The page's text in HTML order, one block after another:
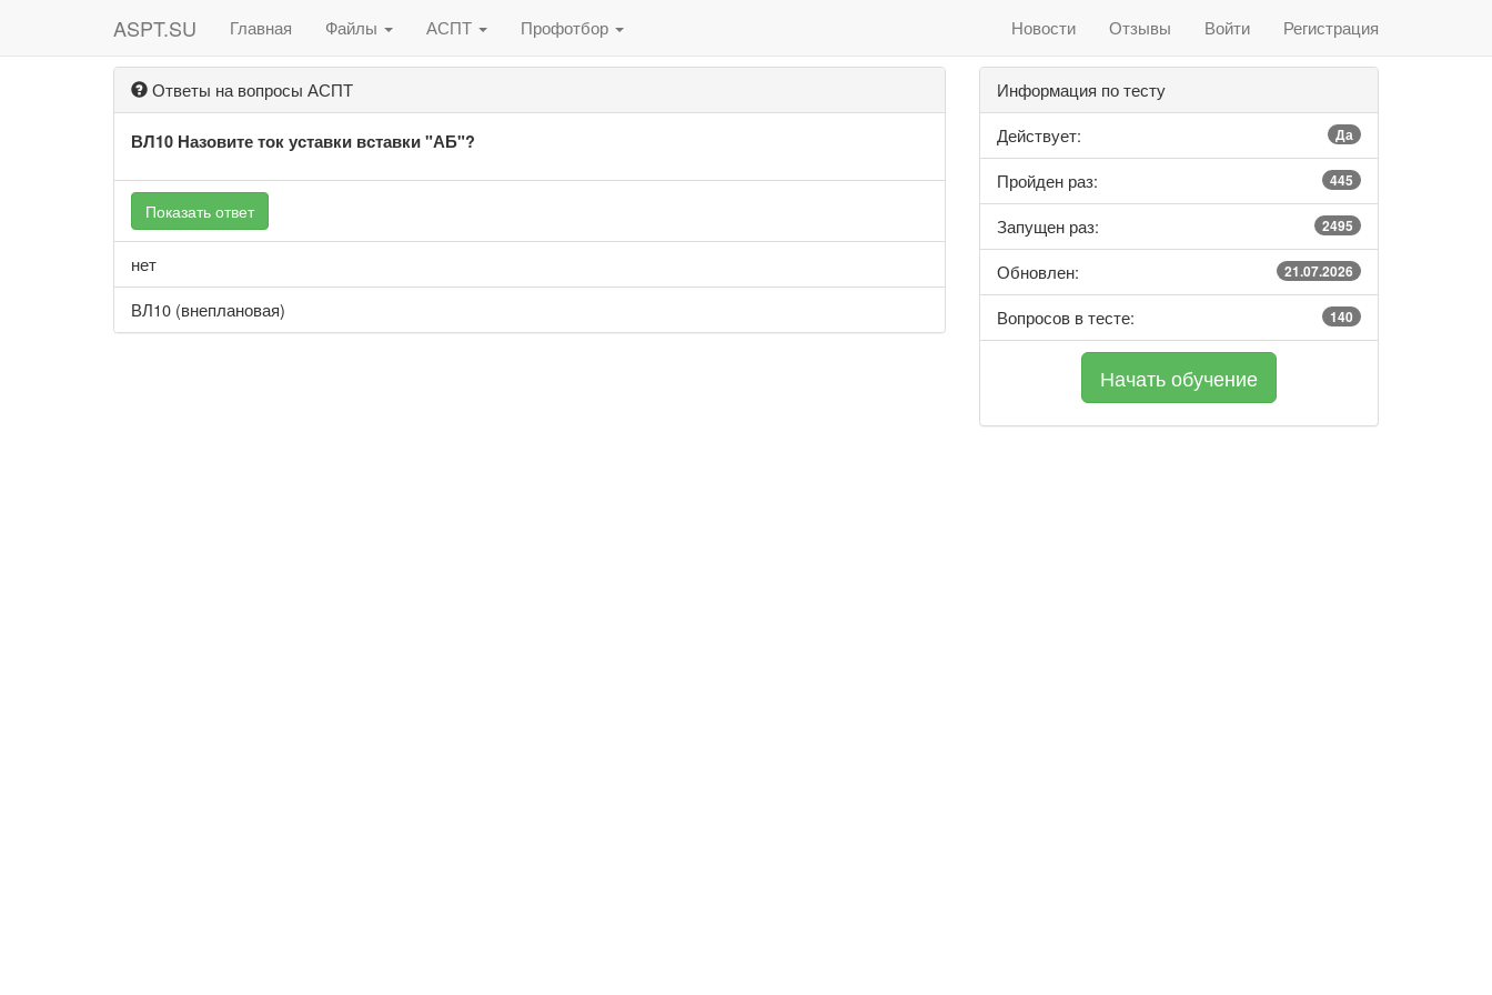
ASPT.SU Главная Файлы АСПТ Профотбор Новости Отзывы Войти Регистрация
Ответы на вопросы АСПТ
ВЛ10 Назовите ток уставки вставки "АБ"?
Показать ответ
нет
ВЛ10 (внеплановая)
Информация по тесту
Действует:
Да
Пройден раз: 445
Запущен раз: 2495
Обновлен: 21.07.2026
Вопросов в тесте: 140